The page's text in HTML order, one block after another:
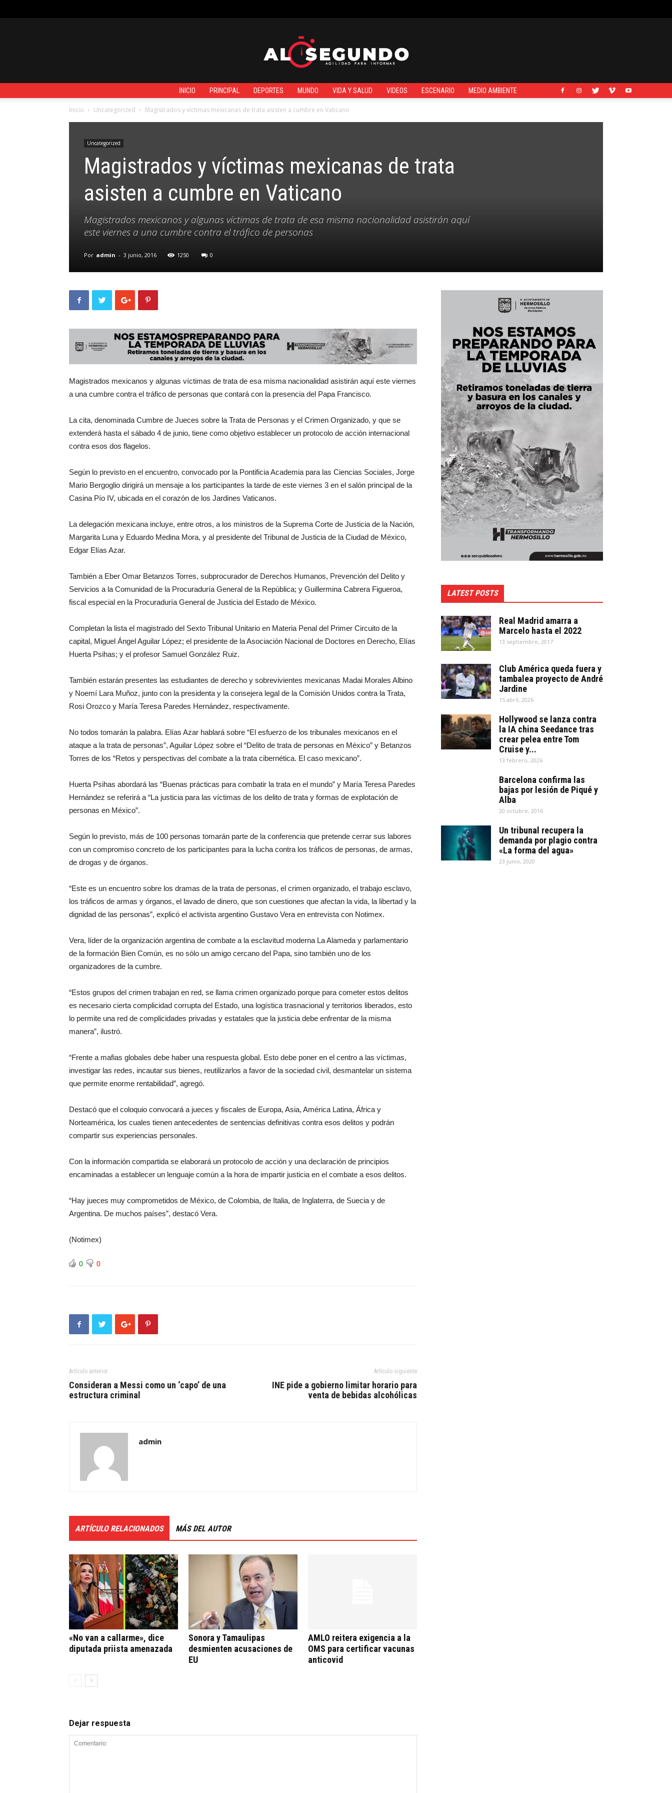
Segundo
INICIO PRINCIPAL DEPORTES MUNDO VIDA Y SALUD VIDEOS ESCENARIO MEDIO AMBIENTE
Inicio Uncategorized Magistrados y víctimas mexicanas de trata asisten a cumbre en Vaticano
Uncategorized
Magistrados y víctimas mexicanas de trata
asisten a cumbre en Vaticano
Magistrados mexicanos y algunas víctimas de trata de esa misma nacionalidad asistirán aquí
este viernes a una cumbre contra el tráfico de personas
Por admin - 3 junio, 2016 1250 0
Magistrados mexicanos y algunas víctimas de trata de esa misma nacionalidad asistirán aquí este viernes
a una cumbre contra el tráfico de personas que contará con la presencia del Papa Francisco.
La cita, denominada Cumbre de Jueces sobre la Trata de Personas y el Crimen Organizado, y que se
extenderá hasta el sábado 4 de junio, tiene como objetivo establecer un protocolo de acción internacional
contra esos dos flagelos.
Según lo previsto en el encuentro, convocado por la Pontificia Academia para las Ciencias Sociales, Jorge
Mario Bergoglio dirigirá un mensaje a los participantes la tarde de este viernes 3 en el salón principal de la
Casina Pío IV, ubicada en el corazón de los Jardines Vaticanos.
La delegación mexicana incluye, entre otros, a los ministros de la Suprema Corte de Justicia de la Nación,
Margarita Luna y Eduardo Medina Mora, y al presidente del Tribunal de Justicia de la Ciudad de México,
Edgar Elías Azar.
También a Eber Omar Betanzos Torres, subprocurador de Derechos Humanos, Prevención del Delito y
Servicios a la Comunidad de la Procuraduría General de la República; y Guillermina Cabrera Figueroa,
fiscal especial en la Procuraduría General de Justicia del Estado de México.
Completan la lista el magistrado del Sexto Tribunal Unitario en Materia Penal del Primer Circuito de la
capital, Miguel Ángel Aguilar López; el presidente de la Asociación Nacional de Doctores en Derecho, Elías
Huerta Psihas; y el profesor Samuel González Ruiz.
También estarán presentes las estudiantes de derecho y sobrevivientes mexicanas Madai Morales Albino
y Noemí Lara Muñoz, junto con la presidenta y la consejera legal de la Comisión Unidos contra la Trata,
Rosi Orozco y María Teresa Paredes Hernández, respectivamente.
No todos tomarán la palabra. Elías Azar hablará sobre “El esfuerzo de los tribunales mexicanos en el
ataque a la trata de personas”, Aguilar López sobre el “Delito de trata de personas en México” y Betanzos
Torres de los “Retos y perspectivas del combate a la trata cibernética. El caso mexicano”.
Huerta Psihas abordará las “Buenas prácticas para combatir la trata en el mundo” y María Teresa Paredes
Hernández se referirá a “La justicia para las víctimas de los delito de trata y formas de explotación de
personas en México”.
Según lo previsto, más de 100 personas tomarán parte de la conferencia que pretende cerrar sus labores
con un compromiso concreto de los participantes para la lucha contra los tráficos de personas, de armas,
de drogas y de órganos.
“Este es un encuentro sobre los dramas de la trata de personas, el crimen organizado, el trabajo esclavo,
los tráficos de armas y órganos, el lavado de dinero, que son cuestiones que afectan la vida, la libertad y la
dignidad de las personas”, explicó el activista argentino Gustavo Vera en entrevista con Notimex.
Vera, líder de la organización argentina de combate a la esclavitud moderna La Alameda y parlamentario
de la formación Bien Común, es no sólo un amigo cercano del Papa, sino también uno de los
organizadores de la cumbre.
“Estos grupos del crimen trabajan en red, se llama crimen organizado porque para cometer estos delitos
es necesario cierta complicidad corrupta del Estado, una logística trasnacional y territorios liberados, esto
lo permite una red de complicidades privadas y estatales que la justicia debe enfrentar de la misma
manera”, ilustró.
“Frente a mafias globales debe haber una respuesta global. Esto debe poner en el centro a las víctimas,
investigar las redes, incautar sus bienes, reutilizarlos a favor de la sociedad civil, desmantelar un sistema
que permite enorme rentabilidad”, agregó.
Destacó que el coloquio convocará a jueces y fiscales de Europa, Asia, América Latina, África y
Norteamérica, los cuales tienen antecedentes de sentencias definitivas contra esos delitos y podrán
compartir sus experiencias personales.
Con la información compartida se elaborará un protocolo de acción y una declaración de principios
encaminadas a establecer un lenguaje común a la hora de impartir justicia en el combate a esos delitos.
“Hay jueces muy comprometidos de México, de Colombia, de Italia, de Inglaterra, de Suecia y de
Argentina. De muchos países”, destacó Vera.
(Notimex)
0 0
Artículo anterior
Consideran a Messi como un ‘capo’ de una
estructura criminal
Artículo siguiente
INE pide a gobierno limitar horario para
venta de bebidas alcohólicas
admin
ARTÍCULO RELACIONADOS MÁS DEL AUTOR
«No van a callarme», dice
diputada priista amenazada
Sonora y Tamaulipas
desmienten acusaciones de
EU
AMLO reitera exigencia a la
OMS para certificar vacunas
anticovid
Dejar respuesta
LATEST POSTS
Real Madrid amarra a
Marcelo hasta el 2022
13 septiembre, 2017
Club América queda fuera y
tambalea proyecto de André
Jardine
15 abril, 2026
Hollywood se lanza contra
la IA china Seedance tras
crear pelea entre Tom
Cruise y...
13 febrero, 2026
Barcelona confirma las
bajas por lesión de Piqué y
Alba
20 octubre, 2016
Un tribunal recupera la
demanda por plagio contra
«La forma del agua»
23 junio, 2020